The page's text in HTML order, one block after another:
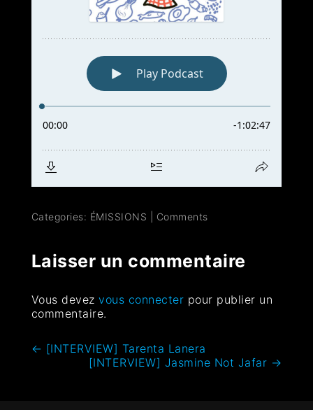
Categories: ÉMISSIONS Comments
Laisser un commentaire
Vous devezvous connecter pour publier un
commentaire.
← [INTERVIEW] Tarenta Lanera
[INTERVIEW] Jasmine Not Jafar →